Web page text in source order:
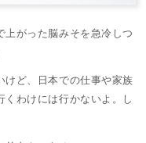
上がった脳みそを急冷しつ
けど、日本での仕事や家族
わけには行かないよ。し